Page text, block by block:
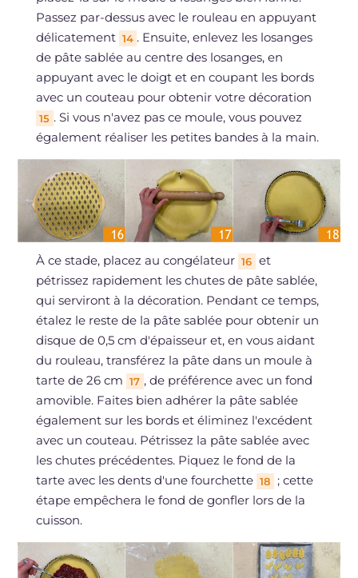
Passez par-dessus avec le rouleau en appuyant
délicatement 14 . Ensuite, enlevez les losanges
de pâte sablée au centre des losanges, en
appuyant avec le doigt et en coupant les bords
avec un couteau pour obtenir votre décoration
15 . Si vous n'avez pas ce moule, vous pouvez
également réaliser les petites bandes à la main.
À ce stade, placez au congélateur 16 et
pétrissez rapidement les chutes de pâte sablée,
qui serviront à la décoration. Pendant ce temps,
étalez le reste de la pâte sablée pour obtenir un
disque de 0,5 cm d'épaisseur et, en vous aidant
du rouleau, transférez la pâte dans un moule à
tarte de 26 cm 17 , de préférence avec un fond
amovible. Faites bien adhérer la pâte sablée
également sur les bords et éliminez l'excédent
avec un couteau. Pétrissez la pâte sablée avec
les chutes précédentes. Piquez le fond de la
tarte avec les dents d'une fourchette 18
; cette
étape empêchera le fond de gonfler lors de la
cuisson.